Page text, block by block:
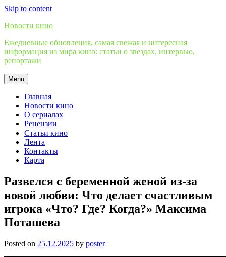
Skip to content
Новости кино
Ежедневные обновления, самая свежая и интересная
информация из мира кино: статьи о звездах, интервью,
репортажи
Menu
Главная
Новости кино
О сериалах
Рецензии
Статьи кино
Лента
Контакты
Карта
Развелся с беременной женой из-за
новой любви: Что делает счастливым
игрока «Что? Где? Когда?» Максима
Поташева
Posted on 25.12.2025 by poster